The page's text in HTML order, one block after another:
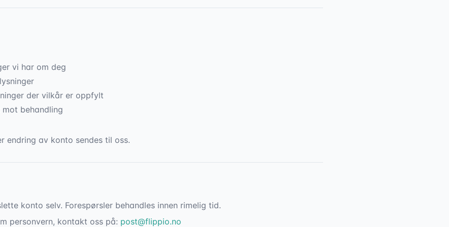
vi har om deg
der vilkår er oppfylt
mot behandling
endring av konto sendes til oss.
konto selv. Forespørsler behandles innen rimelig tid.
personvern, kontakt oss på: post@flippio.no